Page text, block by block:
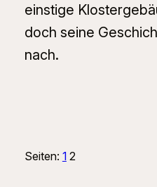
einstige
doch seine
nach.
Seiten: 1 2